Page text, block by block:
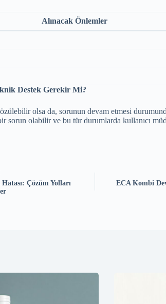
Alınacak Önlemler
Destek Gerekir Mi?
olsa da, sorunun devam etmesi
sorun olabilir ve bu tür durumlarda kullanıcı
Çözüm Yolları
ECA Kombi